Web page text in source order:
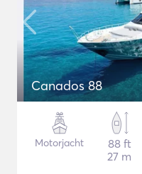
Canados 88
Motorjacht
88 ft
27 m